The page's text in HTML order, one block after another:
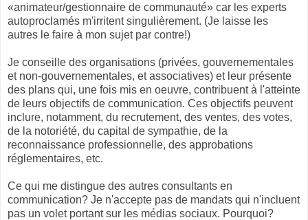
«animateur/gestionnaire de communauté» car les experts
autoproclamés m'irritent singulièrement. (Je laisse les
autres le faire à mon sujet par contre!)
Je conseille des organisations (privées, gouvernementales
et non-gouvernementales, et associatives) et leur présente
des plans qui, une fois mis en oeuvre, contribuent à l'atteinte
de leurs objectifs de communication. Ces objectifs peuvent
inclure, notamment, du recrutement, des ventes, des votes,
de la notoriété, du capital de sympathie, de la
reconnaissance professionnelle, des approbations
réglementaires, etc.
Ce qui me distingue des autres consultants en
communication? Je n'accepte pas de mandats qui n'incluent
pas un volet portant sur les médias sociaux. Pourquoi?